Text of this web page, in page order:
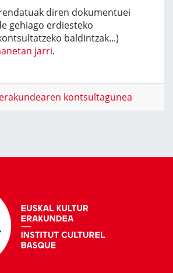
diren dokumentuei
gehiago erdiesteko
baldintzak...)
jarri.
kontsultagunea